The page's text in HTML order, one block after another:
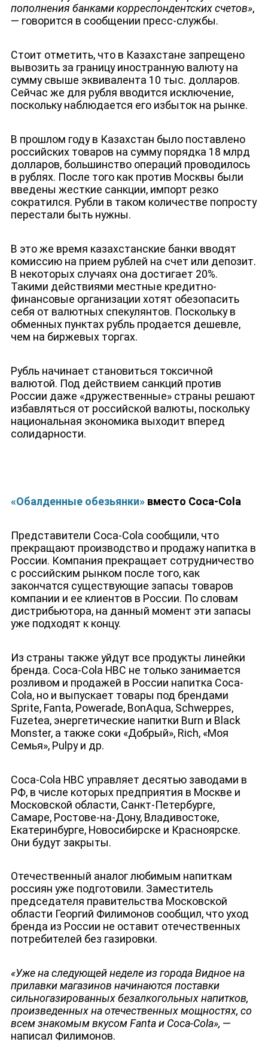
ЛИЦА КАНАЛА
пополнения банками корреспондентских счетов»,
— говорится в сообщении пресс-службы.
Стоит отметить, что в Казахстане запрещено
вывозить за границу иностранную валюту на
сумму свыше эквивалента 10 тыс. долларов.
Сейчас же для рубля вводится исключение,
поскольку наблюдается его избыток на рынке.
В прошлом году в Казахстан было поставлено
российских товаров на сумму порядка 18 млрд
долларов, большинство операций проводилось
в рублях. После того как против Москвы были
введены жесткие санкции, импорт резко
сократился. Рубли в таком количестве попросту
перестали быть нужны.
В это же время казахстанские банки вводят
комиссию на прием рублей на счет или депозит.
В некоторых случаях она достигает 20%.
Такими действиями местные кредитно-
финансовые организации хотят обезопасить
себя от валютных спекулянтов. Поскольку в
обменных пунктах рубль продается дешевле,
чем на биржевых торгах.
Рубль начинает становиться токсичной
валютой. Под действием санкций против
России даже «дружественные» страны решают
избавляться от российской валюты, поскольку
национальная экономика выходит вперед
солидарности.
«Обалденные обезьянки»вместо Coca-Cola
Представители Coca-Cola сообщили, что
прекращают производство и продажу напитка в
России. Компания прекращает сотрудничество
с российским рынком после того, как
закончатся существующие запасы товаров
компании и ее клиентов в России. По словам
дистрибьютора, на данный момент эти запасы
уже подходят к концу.
Из страны также уйдут все продукты линейки
бренда. Coca-Cola HBC не только занимается
розливом и продажей в России напитка Coca-
Cola, но и выпускает товары под брендами
Sprite, Fanta, Powerade, BonAqua, Schweppes,
Fuzetea, энергетические напитки Burn и Black
Monster, а также соки «Добрый», Rich, «Моя
Семья», Pulpy и др.
Coca-Cola HBC управляет десятью заводами в
РФ, в числе которых предприятия в Москве и
Московской области, Санкт-Петербурге,
Самаре, Ростове-на-Дону, Владивостоке,
Екатеринбурге, Новосибирске и Красноярске.
Они будут закрыты.
Отечественный аналог любимым напиткам
россиян уже подготовили. Заместитель
председателя правительства Московской
области Георгий Филимонов сообщил, что уход
бренда из России не оставит отечественных
потребителей без газировки.
«Уже на следующей неделе из города Видное на
прилавки магазинов начинаются поставки
сильногазированных безалкогольных напитков,
произведенных на отечественных мощностях, со
всем знакомым вкусом Fanta и Coca-Cola», —
написал Филимонов.